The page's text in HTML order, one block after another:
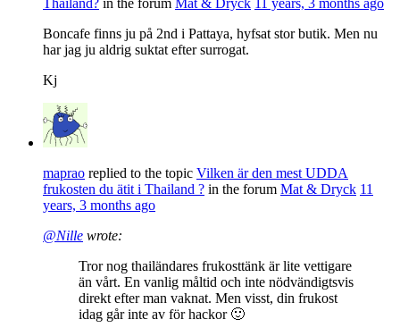
Boncafe finns ju på 2nd i Pattaya, hyfsat stor butik. Men nu
har jag ju aldrig suktat efter surrogat.
Kj
maprao replied to the topic Vilken är den mest UDDA
frukosten du ätit i Thailand ? in the forum Mat & Dryck 11
years, 3 months ago
@Nille wrote:
Tror nog thailändares frukosttänk är lite vettigare
än vårt. En vanlig måltid och inte nödvändigtsvis
direkt efter man vaknat. Men visst, din frukost
idag går inte av för hackor 🙂